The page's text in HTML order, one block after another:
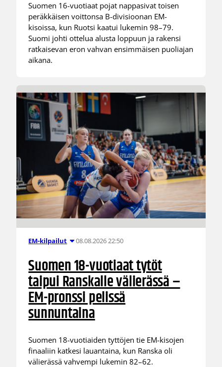
Suomen 16-vuotiaat pojat nappasivat toisen
peräkkäisen voittonsa B-divisioonan EM-
kisoissa, kun Ruotsi kaatui lukemin 98–79.
Suomi johti ottelua alusta loppuun ja rakensi
ratkaisevan eron vahvan ensimmäisen puoliajan
aikana.
EM-kilpailut 08.08.2026 22:50
Suomen 18-vuotiaat tytöt
taipui Ranskalle välierässä –
EM-pronssi pelissä
sunnuntaina
Suomen 18-vuotiaiden tyttöjen tie EM-kisojen
finaaliin katkesi lauantaina, kun Ranska oli
välierässä vahvempi lukemin 82–62.